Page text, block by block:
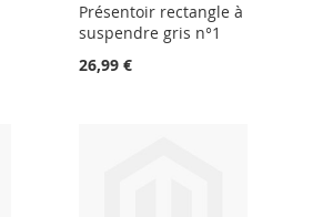
Présentoir rectangle à
suspendre gris n°1
26,99 €